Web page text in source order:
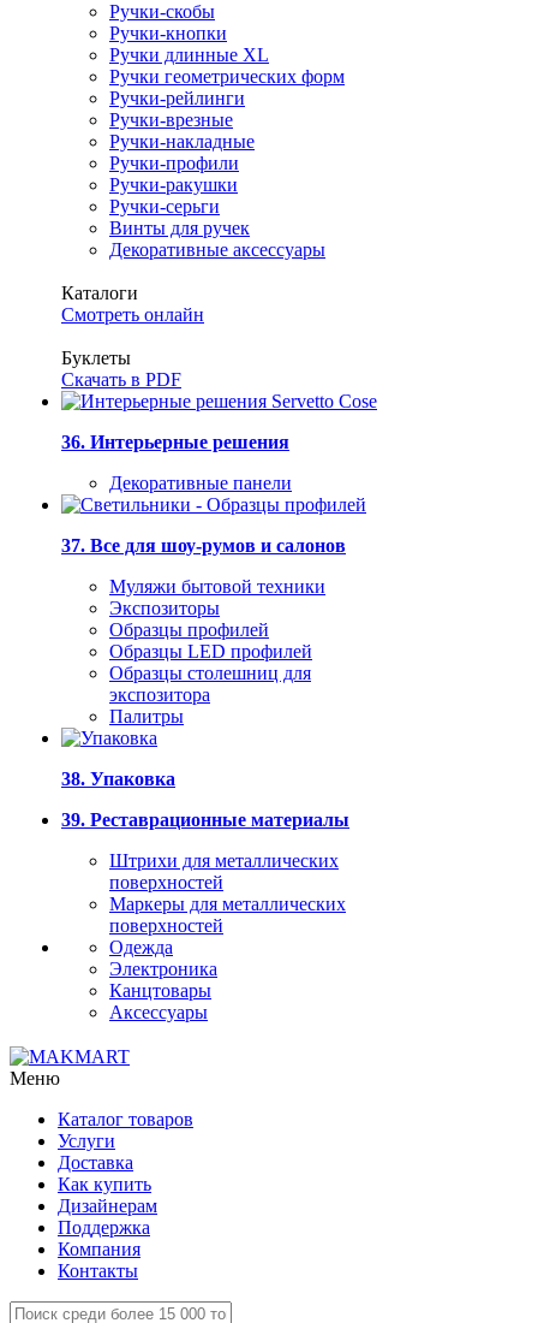
Ручки-скобы
Ручки-кнопки
Ручки длинные XL
Ручки геометрических форм
Ручки-рейлинги
Ручки-врезные
Ручки-накладные
Ручки-профили
Ручки-ракушки
Ручки-серьги
Винты для ручек
Декоративные аксессуары
Каталоги
Смотреть онлайн
Буклеты
Скачать в PDF
36. Интерьерные решения
Декоративные панели
37. Все для шоу-румов и салонов
Муляжи бытовой техники
Экспозиторы
Образцы профилей
Образцы LED профилей
Образцы столешниц для
экспозитора
Палитры
38. Упаковка
39. Реставрационные материалы
Штрихи для металлических
поверхностей
Маркеры для металлических
поверхностей
Одежда
Электроника
Канцтовары
Аксессуары
Меню
Каталог товаров
Услуги
Доставка
Как купить
Дизайнерам
Поддержка
Компания
Контакты